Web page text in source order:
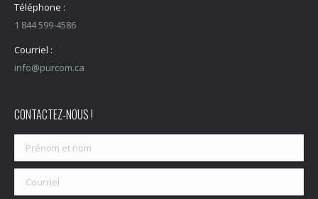
Téléphone :
1 844 599-4586
Courriel :
info@purcom.ca
CONTACTEZ-NOUS !